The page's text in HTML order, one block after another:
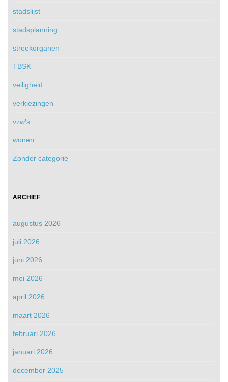
stadslijst
stadsplanning
streekorganen
TBSK
veiligheid
verkiezingen
vzw's
wonen
Zonder categorie
ARCHIEF
augustus 2026
juli 2026
juni 2026
mei 2026
april 2026
maart 2026
februari 2026
januari 2026
december 2025